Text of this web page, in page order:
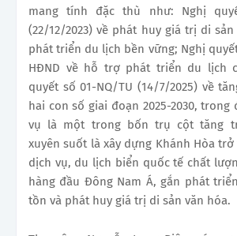
mang tính đặc thù như: Nghị
(22/12/2023) về phát huy giá trị di
phát triển du lịch bền vững; Nghị
HĐND về hỗ trợ phát triển du lịch
quyết số 01-NQ/TU (14/7/2025) về
hai con số giai đoạn 2025-2030,
vụ là một trong bốn trụ cột tăng
xuyên suốt là xây dựng Khánh Hòa
dịch vụ, du lịch biển quốc tế chất
hàng đầu Đông Nam Á, gắn phát
tồn và phát huy giá trị di sản văn hóa.